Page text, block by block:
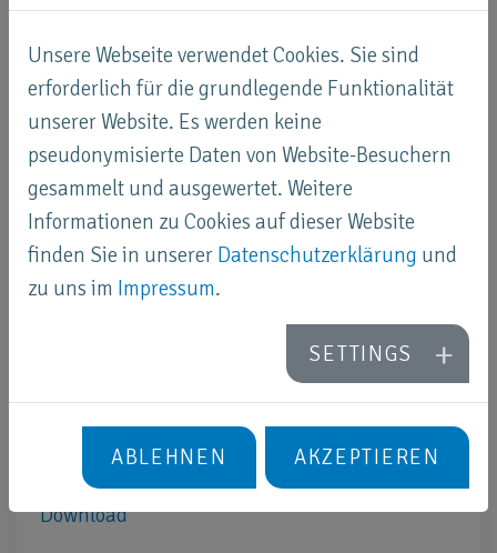
Reinigungsanleitung
URIMAT Urinale
Download
Unsere Webseite verwendet Cookies. Sie sind
erforderlich für die grundlegende Funktionalität
unserer Website. Es werden keine
pseudonymisierte Daten von Website-Besuchern
gesammelt und ausgewertet. Weitere
Informationen zu Cookies auf dieser Website
finden Sie in unserer Datenschutzerklärung und
zu uns im Impressum.
SETTINGS
ABLEHNEN AKZEPTIEREN